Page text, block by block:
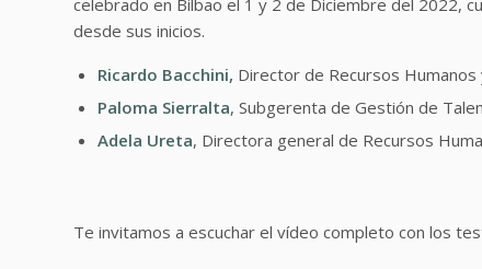
celebrado en Bilbao el 1 y 2 de Diciembre del 2022,
desde sus inicios.
Ricardo Bacchini, Director de Recursos Humanos
Paloma Sierralta, Subgerenta de Gestión de
Adela Ureta, Directora general de Recursos
Te invitamos a escuchar el vídeo completo con los